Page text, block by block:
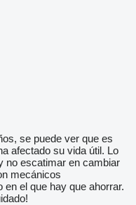
se puede ver que es
afectado su vida útil. Lo
no escatimar en cambiar
mecánicos
el que hay que ahorrar.